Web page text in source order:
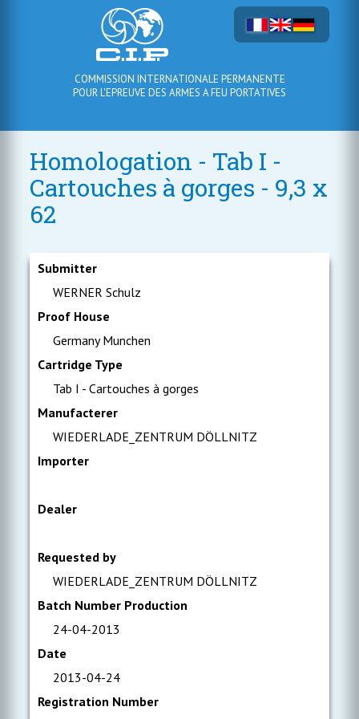
COMMISSION INTERNATIONALE PERMANENTE
POUR L'EPREUVE DES ARMES A FEU PORTATIVES
Homologation - Tab I -
Cartouches à gorges - 9,3 x
62
Submitter
WERNER Schulz
Proof House
Germany Munchen
Cartridge Type
Tab I - Cartouches à gorges
Manufacterer
WIEDERLADE_ZENTRUM DÖLLNITZ
Importer
Dealer
Requested by
WIEDERLADE_ZENTRUM DÖLLNITZ
Batch Number Production
24-04-2013
Date
2013-04-24
Registration Number